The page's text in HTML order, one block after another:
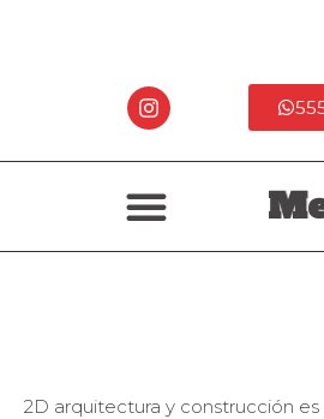
2D arquitectura y construcción